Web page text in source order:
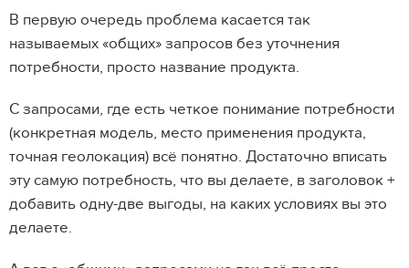
В первую очередь проблема касается так
называемых «общих» запросов без уточнения
потребности, просто название продукта.
С запросами, где есть четкое понимание потребности
(конкретная модель, место применения продукта,
точная геолокация) всё понятно. Достаточно вписать
эту самую потребность, что вы делаете, в заголовок +
добавить одну-две выгоды, на каких условиях вы это
делаете.